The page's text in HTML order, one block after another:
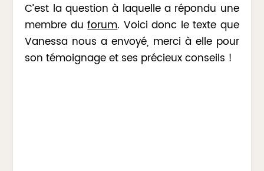
C’est la question à laquelle a répondu une
membre duforum. Voici donc le texte que
Vanessa nous a envoyé, merci à elle pour
son témoignage et ses précieux conseils !